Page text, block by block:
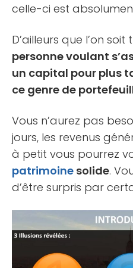
celle-ci est
D’ailleurs que l’on
personne voulant
un capital pour plus
ce genre de
Vous n’aurez pas
jours, les revenus
à petit vous pourrez
patrimoine solide.
d’être surpris par